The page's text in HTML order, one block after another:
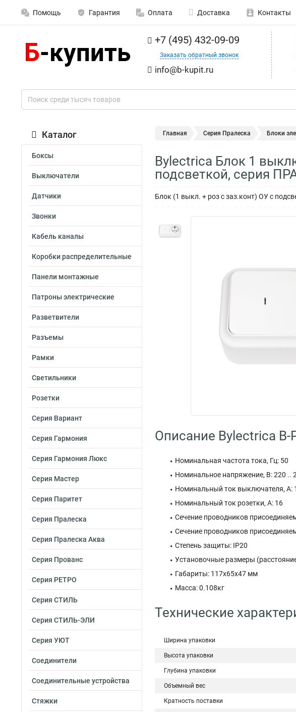
Помощь Гарантия Оплата Доставка Контакты
+7 (495) 432-09-09
Заказать обратный звонок
info@b-kupit.ru
Каталог
Боксы
Выключатели
Датчики
Звонки
Кабель каналы
Коробки распределительные
Панели монтажные
Патроны электрические
Разветвители
Разъемы
Рамки
Светильники
Розетки
Серия Вариант
Серия Гармония
Серия Гармония Люкс
Серия Мастер
Серия Паритет
Серия Пралеска
Серия Пралеска Аква
Серия Прованс
Серия РЕТРО
Серия СТИЛЬ
Серия СТИЛЬ-ЭЛИ
Серия УЮТ
Соединители
Соединительные устройства
Стяжки
Главная Серия Пралеска Блоки
Bylectrica Блок 1
подсветкой, серия
Блок (1 выкл. + роз с заз.конт) ОУ с
Описание Bylectrica В-
Номинальная частота тока, Гц: 50
Номинальное напряжение, В: 220 ..
Номинальный ток выключателя, А:
Номинальный ток розетки, А: 16
Сечение проводников
Сечение проводников
Степень защиты: IP20
Установочные размеры
Габариты: 117x65x47 мм
Масса: 0.108кг
Технические
Ширина упаковки
Высота упаковки
Глубина упаковки
Объемный вес
Кратность поставки